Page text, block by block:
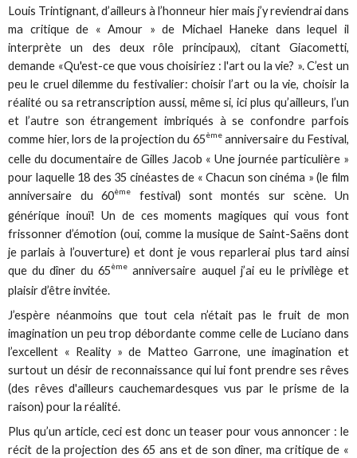
Louis Trintignant, d’ailleurs à l’honneur hier mais j’y reviendrai dans
ma critique de « Amour » de Michael Haneke dans lequel il
interprète un des deux rôle principaux), citant Giacometti,
demande «Qu'est-ce que vous choisiriez : l'art ou la vie? ». C’est un
peu le cruel dilemme du festivalier: choisir l’art ou la vie, choisir la
réalité ou sa retranscription aussi, même si, ici plus qu’ailleurs, l’un
et l’autre son étrangement imbriqués à se confondre parfois
comme hier, lors de la projection du 65èmeanniversaire du Festival,
celle du documentaire de Gilles Jacob « Une journée particulière »
pour laquelle 18 des 35 cinéastes de « Chacun son cinéma » (le film
anniversaire du 60ème
festival) sont montés sur scène. Un
générique inouï! Un de ces moments magiques qui vous font
frissonner d’émotion (oui, comme la musique de Saint-Saëns dont
je parlais à l’ouverture) et dont je vous reparlerai plus tard ainsi
que du dîner du 65ème anniversaire auquel j’ai eu le privilège et
plaisir d’être invitée.
J’espère néanmoins que tout cela n’était pas le fruit de mon
imagination un peu trop débordante comme celle de Luciano dans
l’excellent « Reality » de Matteo Garrone, une imagination et
surtout un désir de reconnaissance qui lui font prendre ses rêves
(des rêves d'ailleurs cauchemardesques vus par le prisme de la
raison) pour la réalité.
Plus qu’un article, ceci est donc un teaser pour vous annoncer : le
récit de la projection des 65 ans et de son dîner, ma critique de «